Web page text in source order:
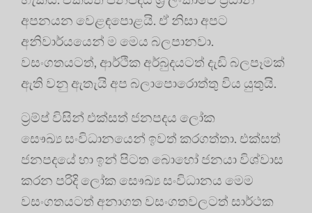
අපනයන වෙළඳපොළයි. ඒ නිසා අපට
අනිවාර්යයෙන් ම මෙය බලපානවා.
වසංගතයටත්, ආර්ථික අර්බුදයටත් දැඩි බලපෑමක්
ඇති වනු ඇතැයි අප බලාපොරොත්තු විය යුතුයි.
ට්‍රම්ප් විසින් එක්සත් ජනපදය ලෝක
සෞඛ්‍ය සංවිධානයෙන් ඉවත් කරගත්තා. එක්සත්
ජනපදයේ හා ඉන් පිටත බොහෝ ජනයා විශ්වාස
කරන පරිදි ලෝක සෞඛ්‍ය සංවිධානය මෙම
වසංගතයටත් අනාගත වසංගතවලටත් සාර්ථක